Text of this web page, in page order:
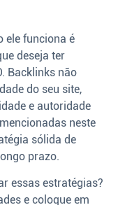
ele funciona é
deseja ter
Backlinks não
do seu site,
e autoridade
neste
sólida de
prazo.
essas estratégias?
e coloque em